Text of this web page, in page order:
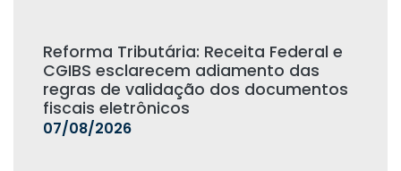
Reforma Tributária: Receita Federal e
CGIBS esclarecem adiamento das
regras de validação dos documentos
fiscais eletrônicos
07/08/2026